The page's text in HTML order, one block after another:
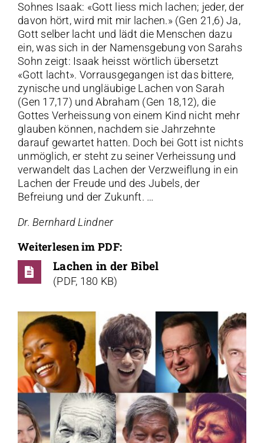
Sohnes Isaak: «Gott liess mich lachen; jeder, der
davon hört, wird mit mir lachen.» (Gen 21,6) Ja,
Gott selber lacht und lädt die Menschen dazu
ein, was sich in der Namensgebung von Sarahs
Sohn zeigt: Isaak heisst wörtlich übersetzt
«Gott lacht». Vorrausgegangen ist das bittere,
zynische und ungläubige Lachen von Sarah
(Gen 17,17) und Abraham (Gen 18,12), die
Gottes Verheissung von einem Kind nicht mehr
glauben können, nachdem sie Jahrzehnte
darauf gewartet hatten. Doch bei Gott ist nichts
unmöglich, er steht zu seiner Verheissung und
verwandelt das Lachen der Verzweiflung in ein
Lachen der Freude und des Jubels, der
Befreiung und der Zukunft. …
Dr. Bernhard Lindner
Weiterlesen im PDF:
Lachen in der Bibel
(PDF, 180 KB)